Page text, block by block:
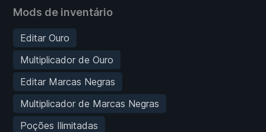
Mods de inventário
Editar Ouro
Multiplicador de Ouro
Editar Marcas Negras
Multiplicador de Marcas Negras
Poções Ilimitadas